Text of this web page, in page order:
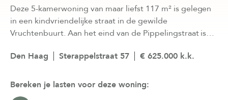
Deze 5-kamerwoning van maar liefst 117 m² is gelegen
in een kindvriendelijke straat in de gewilde
Vruchtenbuurt. Aan het eind van de Pippelingstraat is…
Den Haag Sterappelstraat 57 € 625.000 k.k.
Bereken je lasten voor deze woning: